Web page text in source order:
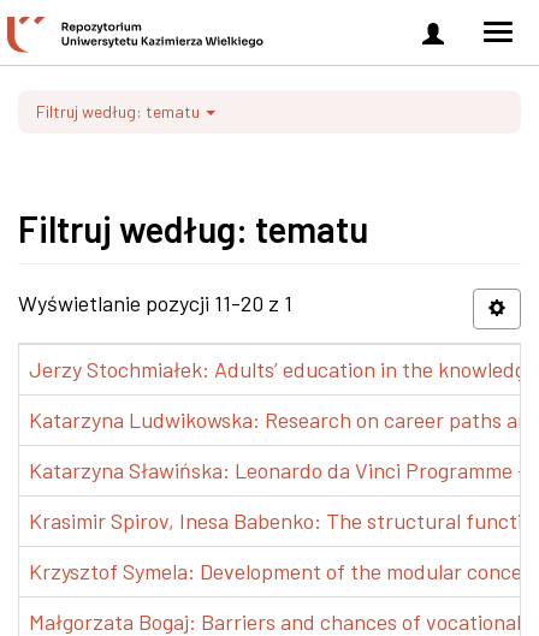
Zaloguj
się
Filtruj według: tematu
Filtruj według: tematu
Wyświetlanie pozycji 11-20 z 1
Jerzy Stochmiałek: Adults’ education in the
Katarzyna Ludwikowska: Research on career paths
Katarzyna Sławińska: Leonardo da Vinci Programme
Krasimir Spirov, Inesa Babenko: The structural
Krzysztof Symela: Development of the modular
Małgorzata Bogaj: Barriers and chances of vocational